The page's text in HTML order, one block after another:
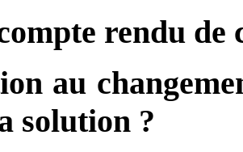
rendu de
au
solution ?